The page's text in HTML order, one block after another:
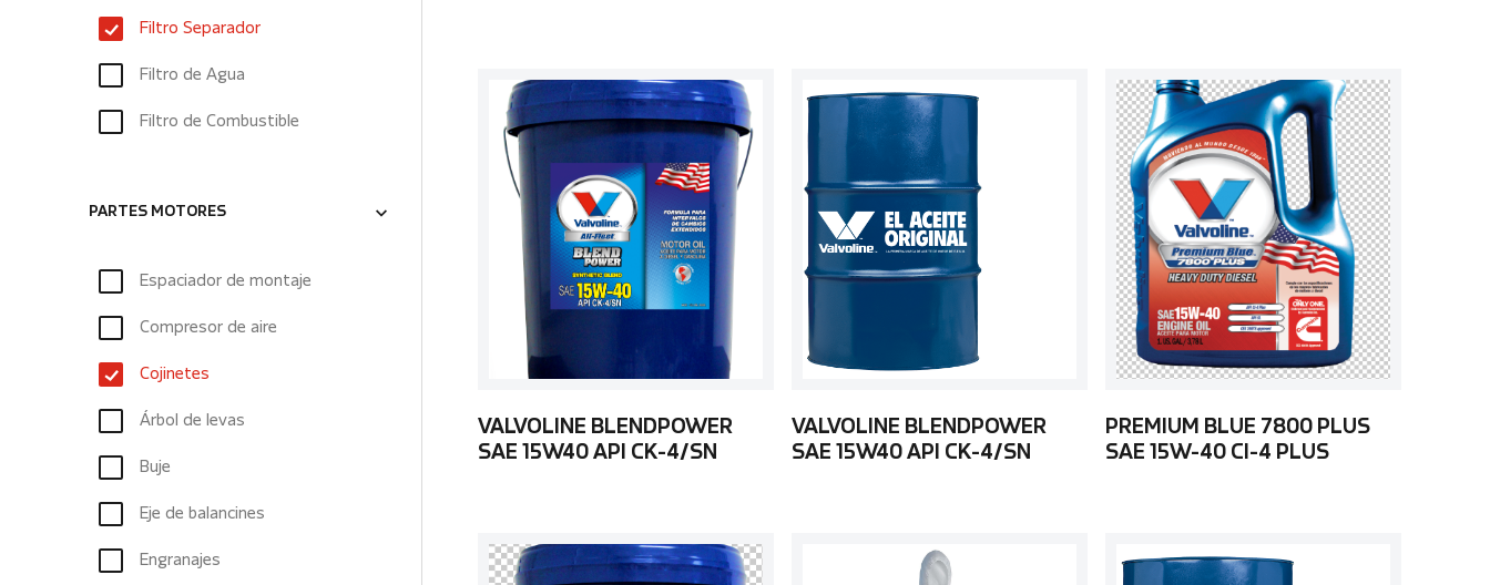
Filtro Separador
Filtro de Agua
Filtro de Combustible
PARTES MOTORES
Espaciador de montaje
Compresor de aire
Cojinetes
Árbol de levas
Buje
Eje de balancines
Engranajes
VALVOLINE BLENDPOWER
SAE 15W40 API CK-4/SN
VALVOLINE BLENDPOWER
SAE 15W40 API CK-4/SN
PREMIUM BLUE 7800 PLUS
SAE 15W-40 CI-4 PLUS